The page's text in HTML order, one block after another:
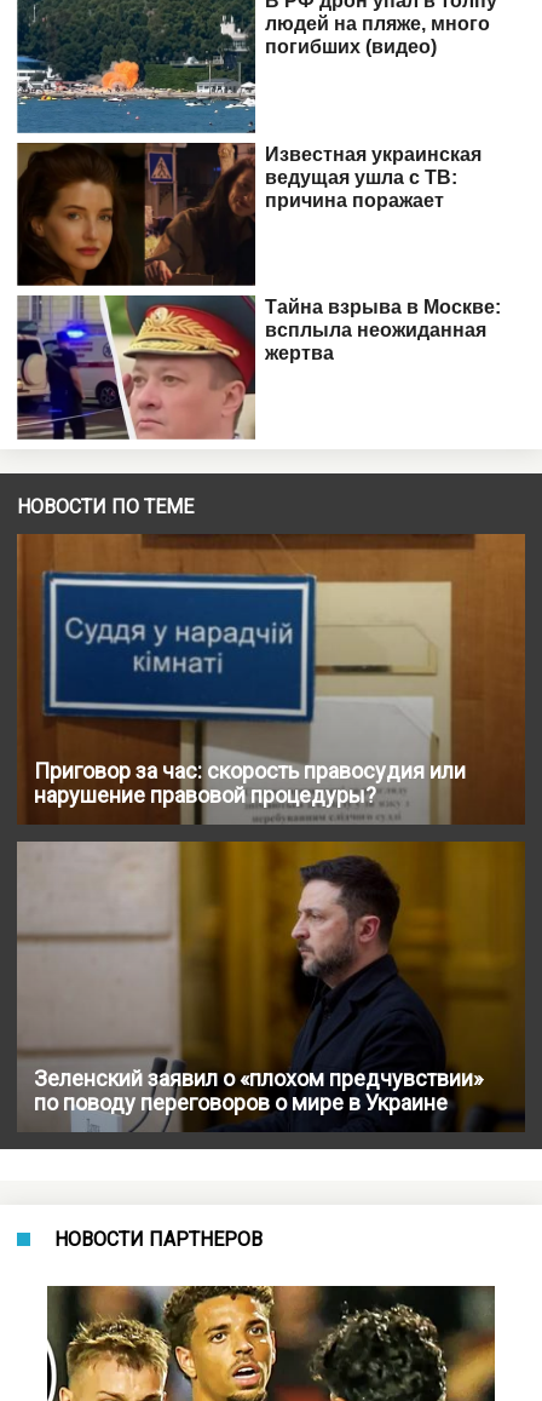
НОВОСТИ ПО ТЕМЕ
Приговор за час: скорость правосудия или
нарушение правовой процедуры?
Зеленский заявил о «плохом предчувствии»
по поводу переговоров о мире в Украине
НОВОСТИ ПАРТНЕРОВ